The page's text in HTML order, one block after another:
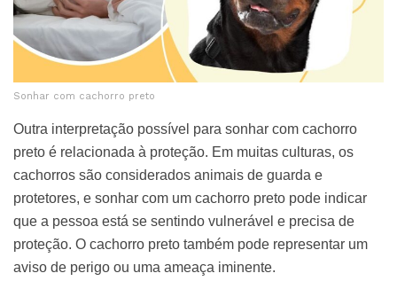
Sonhar com cachorro preto
Outra interpretação possível para sonhar com cachorro
preto é relacionada à proteção. Em muitas culturas, os
cachorros são considerados animais de guarda e
protetores, e sonhar com um cachorro preto pode indicar
que a pessoa está se sentindo vulnerável e precisa de
proteção. O cachorro preto também pode representar um
aviso de perigo ou uma ameaça iminente.